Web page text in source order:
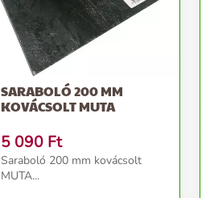
SARABOLÓ 200 MM
KOVÁCSOLT MUTA
5 090 Ft
Saraboló 200 mm kovácsolt
MUTA...